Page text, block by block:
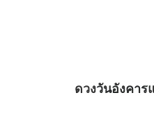
ดวงวันอังคาร